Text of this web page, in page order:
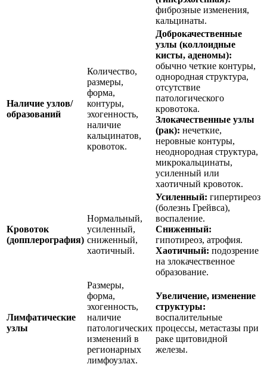
фиброзные изменения,
кальцинаты.
Наличие узлов/
образований
Количество,
размеры,
форма,
контуры,
эхогенность,
наличие
кальцинатов,
кровоток.
Доброкачественные
узлы (коллоидные
кисты, аденомы):
обычно четкие контуры,
однородная структура,
отсутствие
патологического
кровотока.
Злокачественные узлы
(рак): нечеткие,
неровные контуры,
неоднородная структура,
микрокальцинаты,
усиленный или
хаотичный кровоток.
Кровоток
(допплерография)
Нормальный,
усиленный,
сниженный,
хаотичный.
Усиленный: гипертиреоз
(болезнь Грейвса),
воспаление.
Сниженный:
гипотиреоз, атрофия.
Хаотичный: подозрение
на злокачественное
образование.
Лимфатические
узлы
Размеры,
форма,
эхогенность,
наличие
патологических
изменений в
регионарных
лимфоузлах.
Увеличение, изменение
структуры:
воспалительные
процессы, метастазы при
раке щитовидной
железы.